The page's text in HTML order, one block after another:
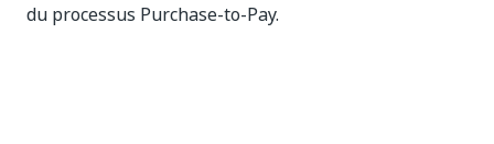
du processus Purchase-to-Pay.